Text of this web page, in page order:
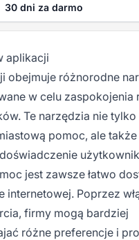
30 dni za darmo
aplikacji
obejmuje różnorodne
w celu zaspokojenia
Te narzędzia nie tylko
pomoc, ale także
jest zawsze łatwo
internetowej. Poprzez
firmy mogą bardziej
różne preferencje i